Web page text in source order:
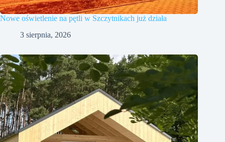
Nowe oświetlenie na pętli w Szczytnikach już działa
3 sierpnia, 2026